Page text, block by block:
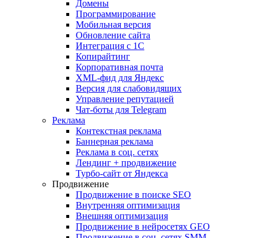
Домены
Программирование
Мобильная версия
Обновление сайта
Интеграция с 1С
Копирайтинг
Корпоративная почта
XML-фид для Яндекс
Версия для слабовидящих
Управление репутацией
Чат-боты для Telegram
Реклама
Контекстная реклама
Баннерная реклама
Реклама в соц. сетях
Лендинг + продвижение
Турбо-сайт от Яндекса
Продвижение
Продвижение в поиске SEO
Внутренняя оптимизация
Внешняя оптимизация
Продвижение в нейросетях GEO